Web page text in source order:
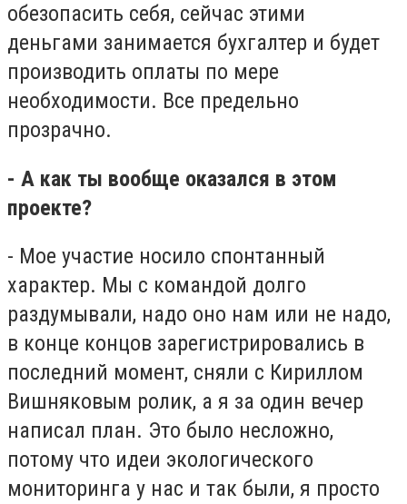
обезопасить себя, сейчас этими
деньгами занимается бухгалтер и будет
производить оплаты по мере
необходимости. Все предельно
прозрачно.
- А как ты вообще оказался в этом
проекте?
- Мое участие носило спонтанный
характер. Мы с командой долго
раздумывали, надо оно нам или не надо,
в конце концов зарегистрировались в
последний момент, сняли с Кириллом
Вишняковым ролик, а я за один вечер
написал план. Это было несложно,
потому что идеи экологического
мониторинга у нас и так были, я просто